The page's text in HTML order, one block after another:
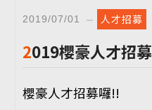
2019/07/01 人才招募
2019櫻豪人才招
櫻豪人才招募囉!!